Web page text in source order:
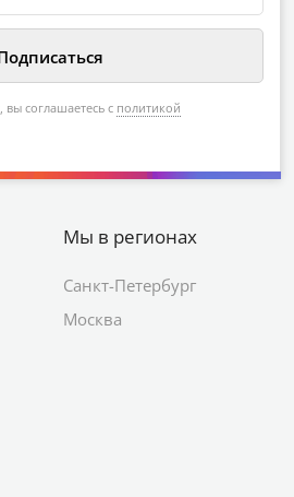
вы соглашаетесь с политикой
Мы в регионах
Санкт-Петербург
Москва